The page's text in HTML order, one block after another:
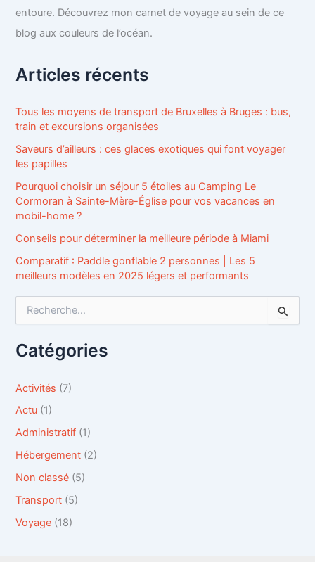
entoure. Découvrez mon carnet de voyage au sein de ce
blog aux couleurs de l’océan.
Articles récents
Tous les moyens de transport de Bruxelles à Bruges : bus,
train et excursions organisées
Saveurs d’ailleurs : ces glaces exotiques qui font voyager
les papilles
Pourquoi choisir un séjour 5 étoiles au Camping Le
Cormoran à Sainte-Mère-Église pour vos vacances en
mobil-home ?
Conseils pour déterminer la meilleure période à Miami
Comparatif : Paddle gonflable 2 personnes | Les 5
meilleurs modèles en 2025 légers et performants
h
e
c
e
r
:
Catégories
Activités (7)
Actu (1)
Administratif (1)
Hébergement (2)
Non classé (5)
Transport (5)
Voyage (18)